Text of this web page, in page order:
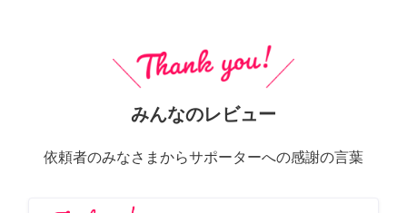
みんなのレビュー
依頼者のみなさまからサポーターへの感謝の言葉